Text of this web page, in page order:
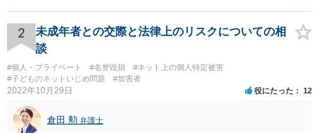
2
未成年者との交際と法律上のリスクについての相
談
#個人・プライベート #名誉毀損
#ネット上の個人特定被害
#子どものネットいじめ問題
#加害者
2022年10月29日 役にたった 12
倉田 勲 弁護士